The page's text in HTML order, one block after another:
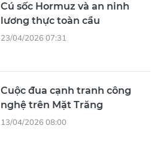
Cú sốc Hormuz và an ninh
lương thực toàn cầu
23/04/2026 07:31
Cuộc đua cạnh tranh công
nghệ trên Mặt Trăng
13/04/2026 08:00